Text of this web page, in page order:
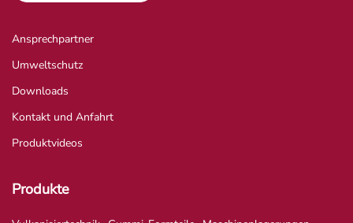
Ansprechpartner
Umweltschutz
Downloads
Kontakt und Anfahrt
Produktvideos
Produkte